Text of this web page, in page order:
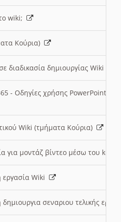
wiki;
Κούρια)
διαδικασία δημιουργίας Wiki
- Οδηγίες χρήσης PowerPoint
Wiki (τμήματα Κούρια)
για μοντάζ βίντεο μέσω του
εργασία Wiki
σεναριου τελικής